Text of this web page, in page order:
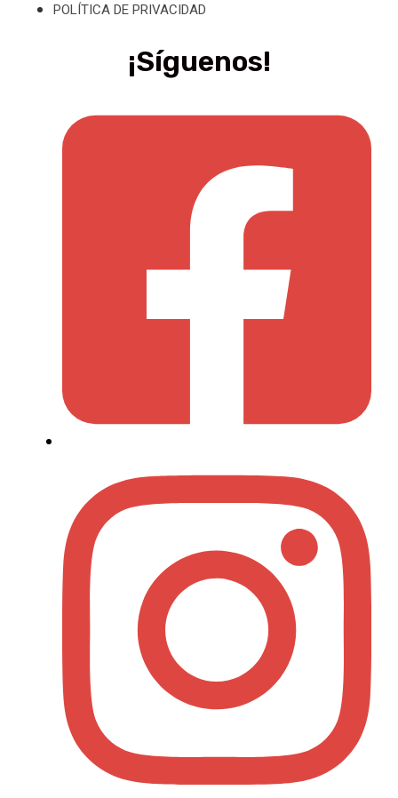
POLÍTICA DE PRIVACIDAD
¡Síguenos!